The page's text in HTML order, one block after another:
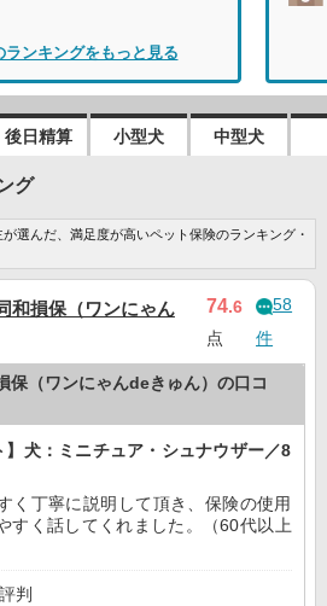
ランキングをもっと見る
後日精算 小型犬 中型犬
グ
選んだ、満足度が高いペット保険のランキング・
和損保（ワンにゃん
74.6
点
58
件
保（ワンにゃんdeきゅん）の口コ
】犬：ミニチュア・シュナウザー／8
く丁寧に説明して頂き、保険の使用
すく話してくれました。（60代以上
判